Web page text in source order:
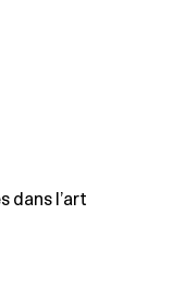
dans l’art